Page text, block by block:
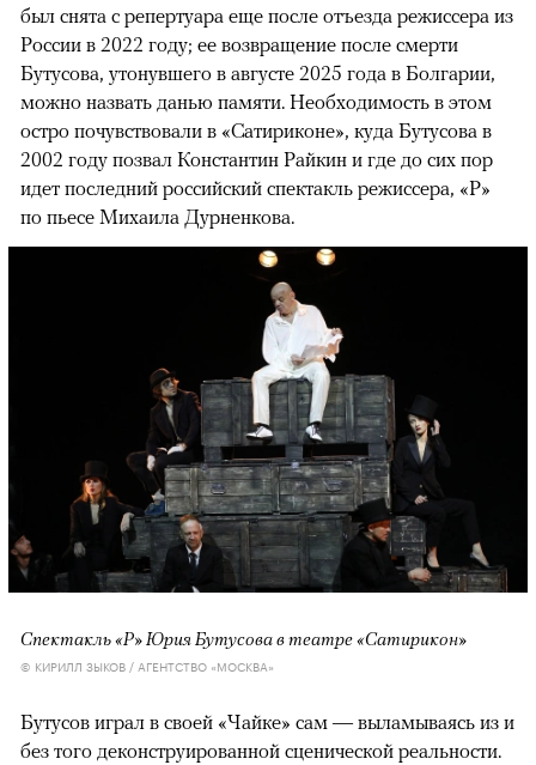
был снята с репертуара еще после отъезда режиссера из
России в 2022 году; ее возвращение после смерти
Бутусова, утонувшего в августе 2025 года в Болгарии,
можно назвать данью памяти. Необходимость в этом
остро почувствовали в «Сатириконе», куда Бутусова в
2002 году позвал Константин Райкин и где до сих пор
идет последний российский спектакль режиссера, «Р»
по пьесе Михаила Дурненкова.
Спектакль «Р» Юрия Бутусова в театре «Сатирикон»
© КИРИЛЛ ЗЫКОВ / АГЕНТСТВО «МОСКВА»
Бутусов играл в своей «Чайке» сам — выламываясь из и
без того деконструированной сценической реальности.